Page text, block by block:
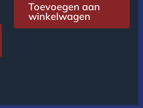
Toevoegen aan
winkelwagen